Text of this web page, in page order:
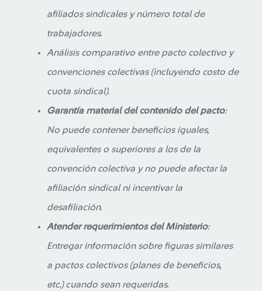
afiliados sindicales y número total de
trabajadores.
Análisis comparativo entre pacto colectivo y
convenciones colectivas (incluyendo costo de
cuota sindical).
Garantía material del contenido del pacto:
No puede contener beneficios iguales,
equivalentes o superiores a los de la
convención colectiva y no puede afectar la
afiliación sindical ni incentivar la
desafiliación.
Atender requerimientos del Ministerio:
Entregar información sobre figuras similares
a pactos colectivos (planes de beneficios,
etc.) cuando sean requeridas.